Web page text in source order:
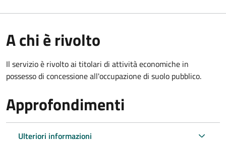
A chi è rivolto
Il servizio è rivolto ai titolari di attività economiche in
possesso di concessione all'occupazione di suolo pubblico.
Approfondimenti
Ulteriori informazioni